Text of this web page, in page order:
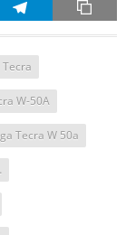
Tecra
W-50A
Tecra W 50a
W 50a